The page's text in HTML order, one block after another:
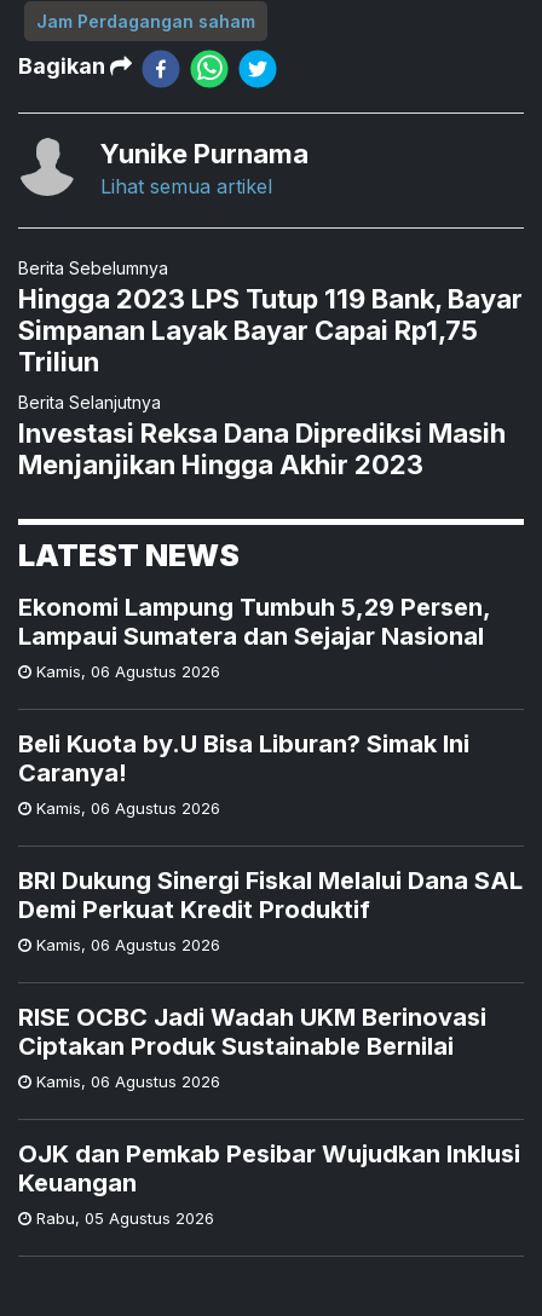
Jam Perdagangan saham
Bagikan
Yunike Purnama
Lihat semua artikel
Berita Sebelumnya
Hingga 2023 LPS Tutup 119 Bank, Bayar
Simpanan Layak Bayar Capai Rp1,75
Triliun
Berita Selanjutnya
Investasi Reksa Dana Diprediksi Masih
Menjanjikan Hingga Akhir 2023
LATEST NEWS
Ekonomi Lampung Tumbuh 5,29 Persen,
Lampaui Sumatera dan Sejajar Nasional
Kamis, 06 Agustus 2026
Beli Kuota by.U Bisa Liburan? Simak Ini
Caranya!
Kamis, 06 Agustus 2026
BRI Dukung Sinergi Fiskal Melalui Dana SAL
Demi Perkuat Kredit Produktif
Kamis, 06 Agustus 2026
RISE OCBC Jadi Wadah UKM Berinovasi
Ciptakan Produk Sustainable Bernilai
Kamis, 06 Agustus 2026
OJK dan Pemkab Pesibar Wujudkan Inklusi
Keuangan
Rabu, 05 Agustus 2026